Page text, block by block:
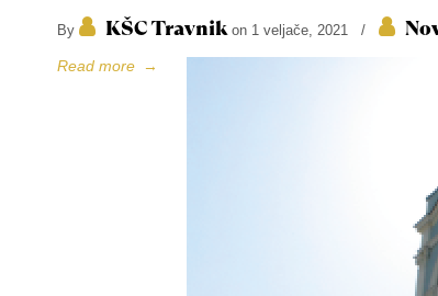
By KŠC Travnikon 1 veljače, 2021 /
Read more →